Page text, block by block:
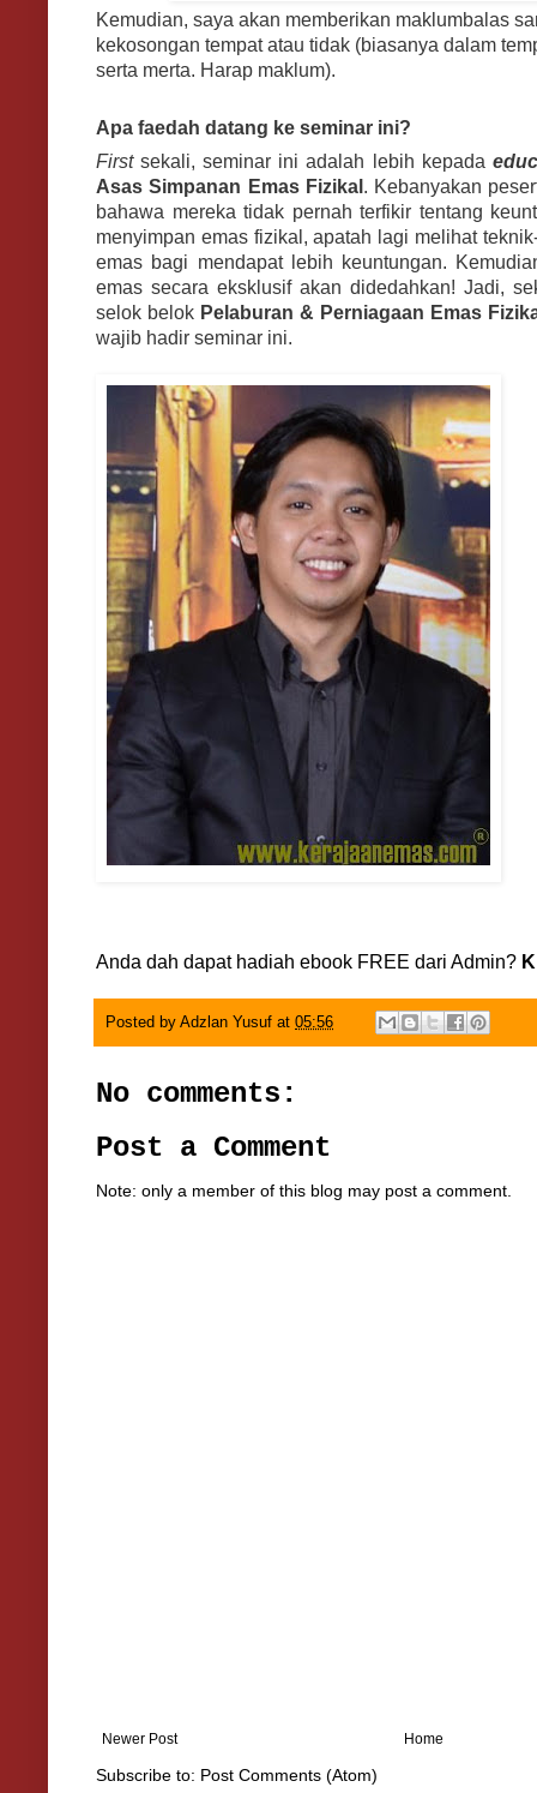
Kemudian, saya akan memberikan maklumbalas
kekosongan tempat atau tidak (biasanya dalam
serta merta. Harap maklum).
Apa faedah datang ke seminar ini?
Firstsekali, seminar ini adalah lebih kepada
Asas Simpanan Emas Fizikal. Kebanyakan
bahawa mereka tidak pernah terfikir tentang
menyimpan emas fizikal, apatah lagi melihat
emas bagi mendapat lebih keuntungan.
emas secara eksklusif akan didedahkan! Jadi,
selok belok Pelaburan & Perniagaan Emas
wajib hadir seminar ini.
Anda dah dapat hadiah ebook FREE dari Admin?
Posted by Adzlan Yusuf at 05:56
No comments:
Post a Comment
Note: only a member of this blog may post a comment.
Newer Post Home
Subscribe to: Post Comments (Atom)